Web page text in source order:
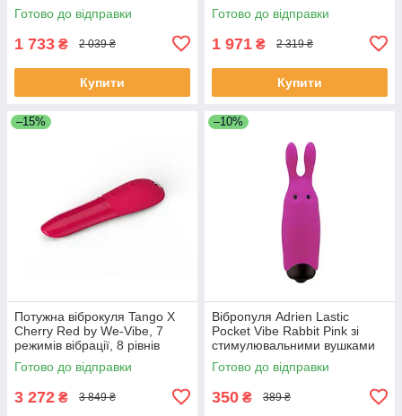
Готово до відправки
1 733 ₴ 2 039 ₴
Купити
Готово до відправки
1 971 ₴ 2 319 ₴
Купити
–15%
Потужна віброкуля Tango X
Cherry Red by We-Vibe, 7
режимів вібрації, 8 рівнів
інтенсивності SO6932
Готово до відправки
3 272 ₴ 3 849 ₴
–10%
Вібропуля Adrien Lastic
Pocket Vibe Rabbit Pink зі
стимулювальними вушками
AD33421
Готово до відправки
350 ₴ 389 ₴